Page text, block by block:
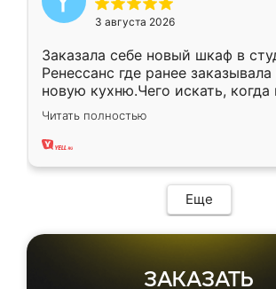
3 августа 2026
Заказала себе новый шкаф в
Ренессанс где ранее заказывала
новую кухню.Чего искать, когда
вполне довольна. Служит кухня
два года, нареканий нет.
Читать полностью
Еще
ЗАКАЗАТЬ